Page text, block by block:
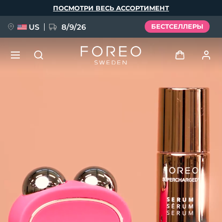
ПОСМОТРИ ВЕСЬ АССОРТИМЕНТ
US 8/9/26 БЕСТСЕЛЛЕРЫ
Войти
Профиль пользователя
Мои приборы
Мои заказы
Мои адреса
Мои подписки
issa™ Teeth Whitening Set
Português
Polski
Svenska
Русский
Türkçe
简体中文 繁體中文